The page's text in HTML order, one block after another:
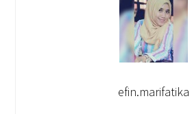
efin.marifatika